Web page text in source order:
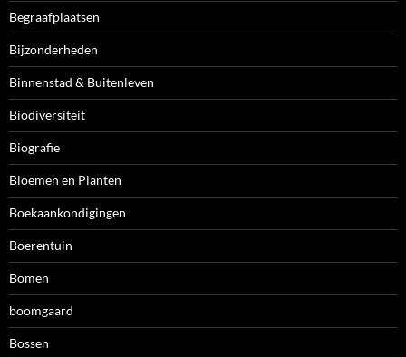
Begraafplaatsen
Bijzonderheden
Binnenstad & Buitenleven
Biodiversiteit
Biografie
Bloemen en Planten
Boekaankondigingen
Boerentuin
Bomen
boomgaard
Bossen